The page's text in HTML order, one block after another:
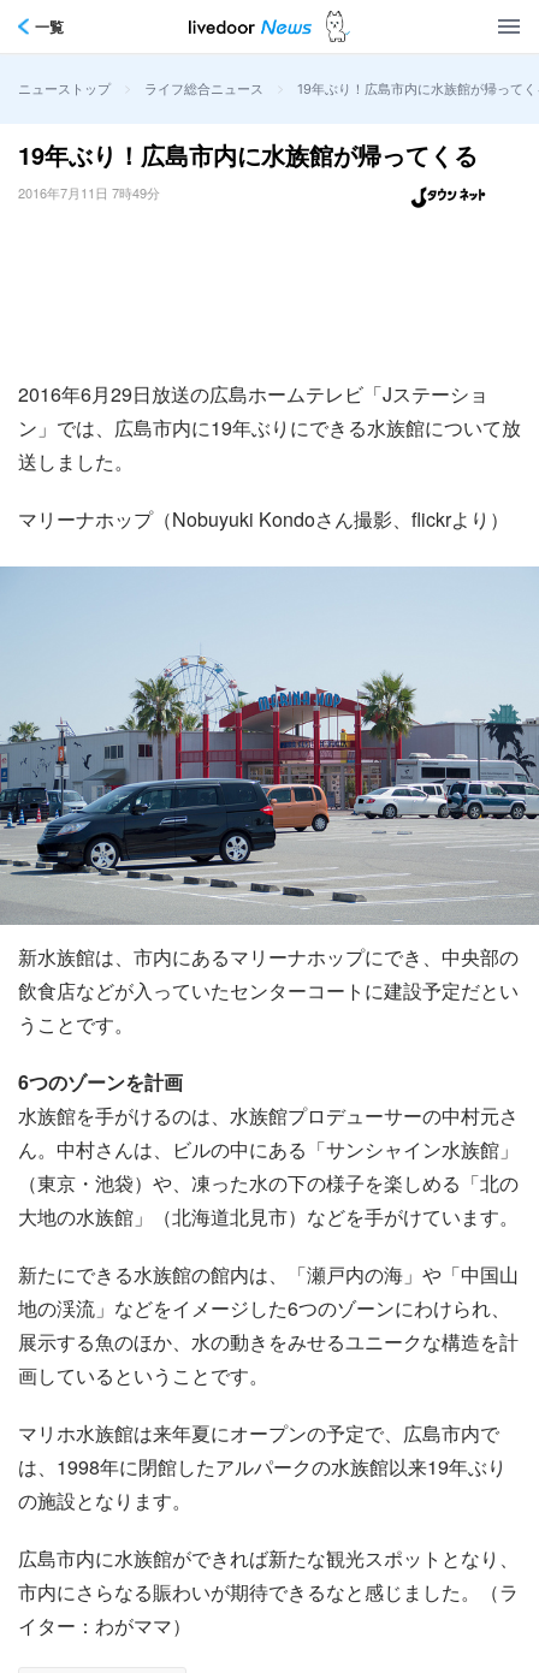
一覧
ニューストップ > ライフ総合ニュース > 19年ぶり！広島市内に水族館が帰って
19年ぶり！広島市内に水族館が帰ってくる
2016年7月11日 7時49分
2016年6月29日放送の広島ホームテレビ「Jステーショ
ン」では、広島市内に19年ぶりにできる水族館について放
送しました。
マリーナホップ（Nobuyuki Kondoさん撮影、flickrより）
新水族館は、市内にあるマリーナホップにでき、中央部の
飲食店などが入っていたセンターコートに建設予定だとい
うことです。
6つのゾーンを計画
水族館を手がけるのは、水族館プロデューサーの中村元さ
ん。中村さんは、ビルの中にある「サンシャイン水族館」
（東京・池袋）や、凍った水の下の様子を楽しめる「北の
大地の水族館」（北海道北見市）などを手がけています。
新たにできる水族館の館内は、「瀬戸内の海」や「中国山
地の渓流」などをイメージした6つのゾーンにわけられ、
展示する魚のほか、水の動きをみせるユニークな構造を計
画しているということです。
マリホ水族館は来年夏にオープンの予定で、広島市内で
は、1998年に閉館したアルパークの水族館以来19年ぶり
の施設となります。
広島市内に水族館ができれば新たな観光スポットとなり、
市内にさらなる賑わいが期待できるなと感じました。（ラ
イター：わがママ）